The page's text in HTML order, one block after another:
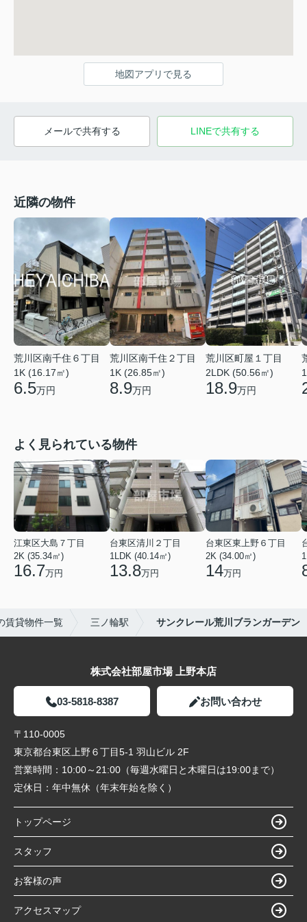
地図アプリで見る
メールで共有する LINEで共有する
近隣の物件
荒川区南千住６丁目
1K (16.17㎡)
6.5万円
荒川区南千住２丁目
1K (26.85㎡)
8.9万円
荒川区町屋１丁目
2LDK (50.56㎡)
18.9万円
よく見られている物件
江東区大島７丁目
2K (35.34㎡)
16.7万円
台東区清川２丁目
1LDK (40.14㎡)
13.8万円
台東区東上野６丁目
2K (34.00㎡)
14万円
賃貸物件一覧 三ノ輪駅 サンクレール荒川ブランガーデン
株式会社部屋市場 上野本店
03-5818-8387 お問い合わせ
〒110-0005
東京都台東区上野６丁目5-1 羽山ビル 2F
営業時間： 10:00～21:00（毎週水曜日と木曜日は19:00まで）
定休日： 年中無休（年末年始を除く）
トップページ
スタッフ
お客様の声
アクセスマップ